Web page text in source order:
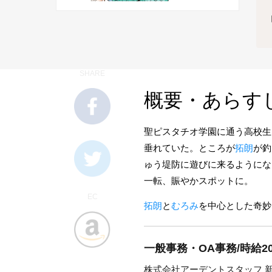
概要・あらす
聖ピスタチオ学園に通う高校
垂れていた。ところが拓朗が
ゅう堤防に遊びに来るように
一転、賑やかスポットに。
拓朗とむろみを中心とした奇
一般事務・OA事務/時給
株式会社アーデントスタッフ